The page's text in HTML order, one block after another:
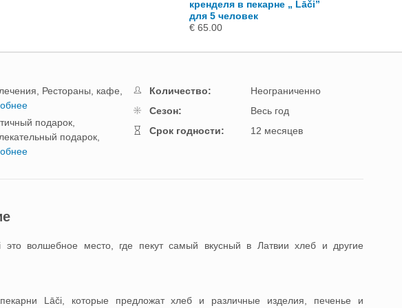
кренделя в пекарне „ Lāči”
для 5 человек
€ 65.00
Рестораны, кафе,
подарок,
подарок,
Количество:
Неограниченно
Cезон:
Весь год
Cрок годности:
12 месяцев
это волшебное место, где пекут самый вкусный в Латвии хлеб и другие
Lāči, которые предложат хлеб и различные изделия, печенье и